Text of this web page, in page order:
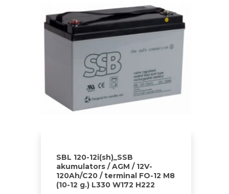
SBL 120-12i(sh)_SSB
akumulators / AGM / 12V-
120Ah/C20 / terminal FO-12 M8
(10-12 g.) L330 W172 H222